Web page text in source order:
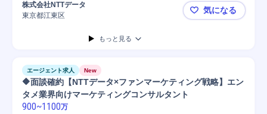
株式会社NTTデータ
東京都江東区
■面談確約
気になる
もっと見る
エージェント求人 New
🔶面談確約【NTTデータ×ファンマーケティング戦略】エン
タメ業界向けマーケティングコンサルタント
900~1100万